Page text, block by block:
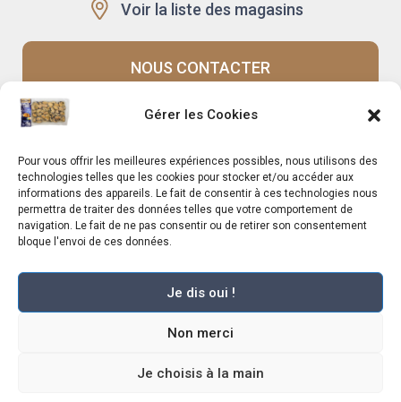
Gérer les Cookies
Pour vous offrir les meilleures expériences possibles, nous utilisons des
technologies telles que les cookies pour stocker et/ou accéder aux
informations des appareils. Le fait de consentir à ces technologies nous
permettra de traiter des données telles que votre comportement de
navigation. Le fait de ne pas consentir ou de retirer son consentement
bloque l'envoi de ces données.
Je dis oui !
Non merci
Je choisis à la main
Voir la liste des magasins
NOUS CONTACTER
Rappels produits
Le Mag
Mentions légales –
Vente